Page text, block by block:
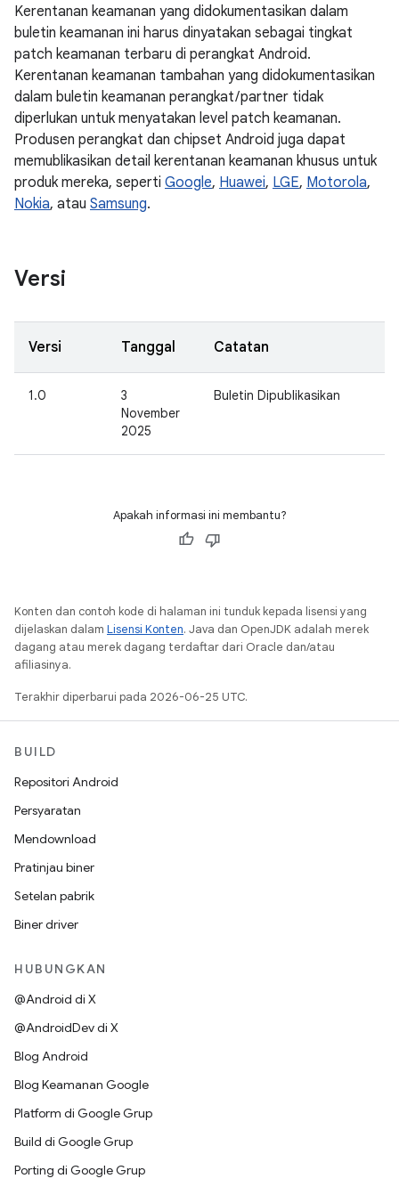
Kerentanan keamanan yang didokumentasikan dalam
buletin keamanan ini harus dinyatakan sebagai tingkat
patch keamanan terbaru di perangkat Android.
Kerentanan keamanan tambahan yang didokumentasikan
dalam buletin keamanan perangkat / partner tidak
diperlukan untuk menyatakan level patch keamanan.
Produsen perangkat dan chipset Android juga dapat
memublikasikan detail kerentanan keamanan khusus untuk
produk mereka, seperti Google, Huawei, LGE, Motorola,
Nokia, atau Samsung.
Versi
Versi Tanggal Catatan
1.0
3
November
2025
Buletin Dipublikasikan
Apakah informasi ini membantu?
Konten dan contoh kode di halaman ini tunduk kepada lisensi yang
dijelaskan dalam Lisensi Konten. Java dan OpenJDK adalah merek
dagang atau merek dagang terdaftar dari Oracle dan/atau
afiliasinya.
Terakhir diperbarui pada 2026-06-25 UTC.
BUILD
Repositori Android
Persyaratan
Mendownload
Pratinjau biner
Setelan pabrik
Biner driver
HUBUNGKAN
@Android di X
@AndroidDev di X
Blog Android
Blog Keamanan Google
Platform di Google Grup
Build di Google Grup
Porting di Google Grup